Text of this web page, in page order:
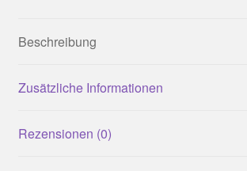
Beschreibung
Zusätzliche Informationen
Rezensionen (0)